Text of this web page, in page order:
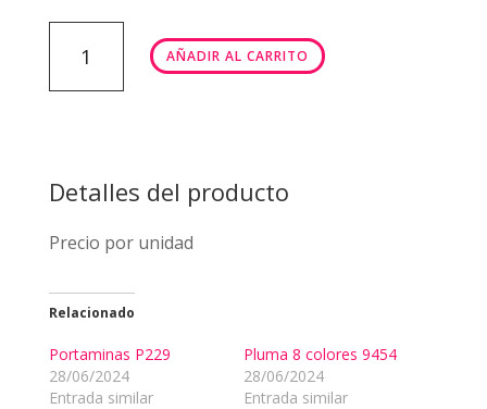
P6032
cantidad
AÑADIR AL CARRITO
Detalles del producto
Precio por unidad
Relacionado
Portaminas P229
28/06/2024
Entrada similar
Pluma 8 colores 9454
28/06/2024
Entrada similar